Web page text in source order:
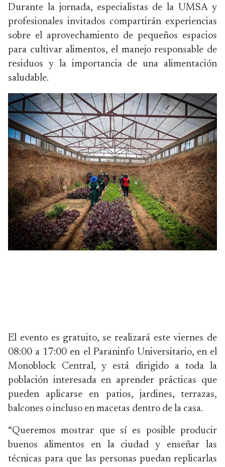
Durante la jornada, especialistas de la UMSA y
profesionales invitados compartirán experiencias
sobre el aprovechamiento de pequeños espacios
para cultivar alimentos, el manejo responsable de
residuos y la importancia de una alimentación
saludable.
El evento es gratuito, se realizará este viernes de
08:00 a 17:00 en el Paraninfo Universitario, en el
Monoblock Central, y está dirigido a toda la
población interesada en aprender prácticas que
pueden aplicarse en patios, jardines, terrazas,
balcones o incluso en macetas dentro de la casa.
“Queremos mostrar que sí es posible producir
buenos alimentos en la ciudad y enseñar las
técnicas para que las personas puedan replicarlas